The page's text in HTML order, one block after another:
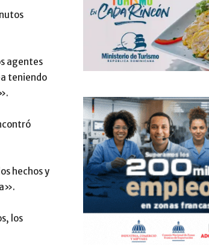
agentes
teniendo
hechos y
los